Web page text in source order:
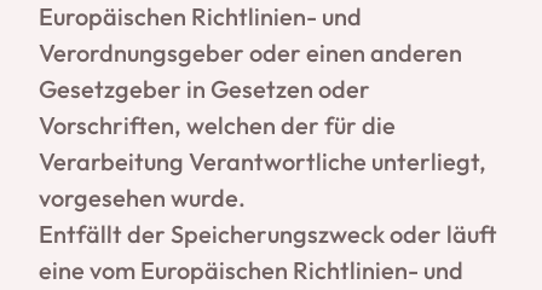
Europäischen Richtlinien- und
Verordnungsgeber oder einen anderen
Gesetzgeber in Gesetzen oder
Vorschriften, welchen der für die
Verarbeitung Verantwortliche unterliegt,
vorgesehen wurde.
Entfällt der Speicherungszweck oder läuft
eine vom Europäischen Richtlinien- und